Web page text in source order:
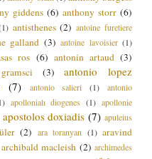
giddens (6) anthony storr (6)
antisthenes (2) antoine furetiere
galland (3) antoine lavoisier (1)
ros (6) antonin artaud (3)
(3)
antonio lopez
(7) antonio salieri (1)
antonio
apollonialı diogenes (1) apollonie
apostolos doxiadis (7) apuleius
(2) ara toranyan (1) aravind
archibald macleish (2) archimedes